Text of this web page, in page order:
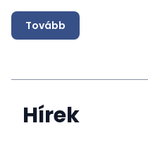
programjairól,
oldalunkon is
Tovább
Hírek